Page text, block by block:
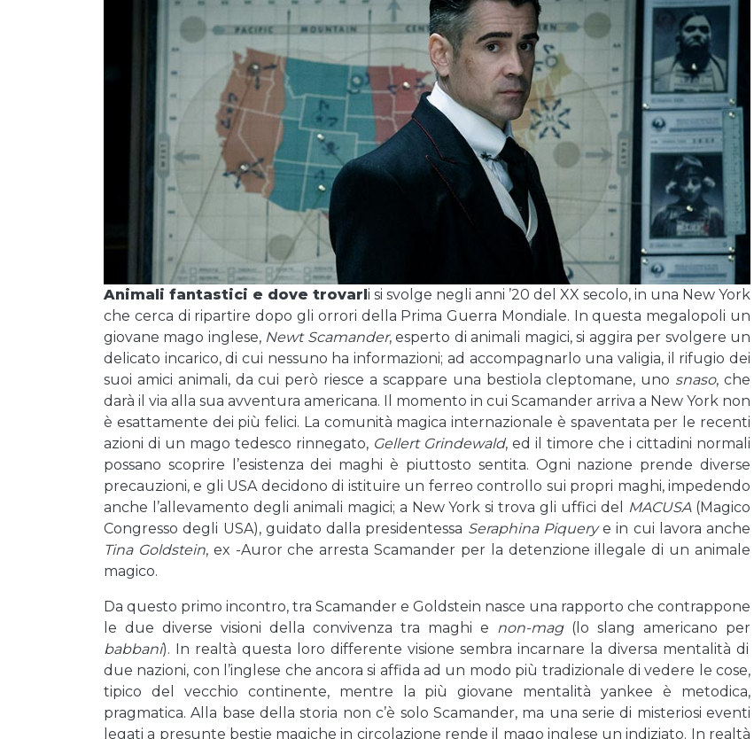
Animali fantastici e dove trovarli si svolge negli anni ’20 del XX secolo, in una New York
che cerca di ripartire dopo gli orrori della Prima Guerra Mondiale. In questa megalopoli un
giovane mago inglese, Newt Scamander, esperto di animali magici, si aggira per svolgere un
delicato incarico, di cui nessuno ha informazioni; ad accompagnarlo una valigia, il rifugio dei
suoi amici animali, da cui però riesce a scappare una bestiola cleptomane, uno snaso, che
darà il via alla sua avventura americana. Il momento in cui Scamander arriva a New York non
è esattamente dei più felici. La comunità magica internazionale è spaventata per le recenti
azioni di un mago tedesco rinnegato, Gellert Grindewald, ed il timore che i cittadini normali
possano scoprire l’esistenza dei maghi è piuttosto sentita. Ogni nazione prende diverse
precauzioni, e gli USA decidono di istituire un ferreo controllo sui propri maghi, impedendo
anche l’allevamento degli animali magici; a New York si trova gli uffici del
MACUSA(Magico
Congresso degli USA), guidato dalla presidentessa Seraphina Piquerye in cui lavora anche
Tina Goldstein, ex -Auror che arresta Scamander per la detenzione illegale di un animale
magico.
Da questo primo incontro, tra Scamander e Goldstein nasce una rapporto che contrappone
le due diverse visioni della convivenza tra maghi e non-mag(lo slang americano per
babbani). In realtà questa loro differente visione sembra incarnare la diversa mentalità di
due nazioni, con l’inglese che ancora si affida ad un modo più tradizionale di vedere le cose,
tipico del vecchio continente, mentre la più giovane mentalità yankee è metodica,
pragmatica. Alla base della storia non c’è solo Scamander, ma una serie di misteriosi eventi
legati a presunte bestie magiche in circolazione rende il mago inglese un indiziato. In realtà